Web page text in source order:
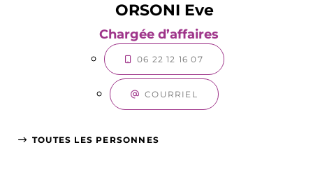
ORSONI Eve
Chargée d’affaires
06 22 12 16 07
COURRIEL
TOUTES LES PERSONNES